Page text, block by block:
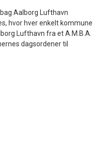
Aalborg Lufthavn
hvor hver enkelt kommune
Lufthavn fra et A.M.B.A.
dagsordener til